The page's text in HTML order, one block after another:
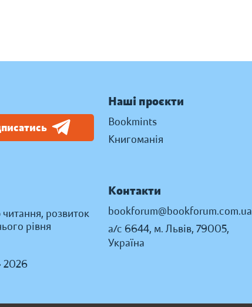
розвиток
рівня
2026
Наші проєкти
Bookmints
Книгоманія
Контакти
bookforum@bookforum.com.ua
а/с 6644, м. Львів, 79005,
Україна